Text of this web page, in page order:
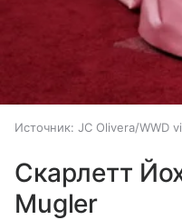
Источник: JC Olivera/WWD
Скарлетт
Mugler